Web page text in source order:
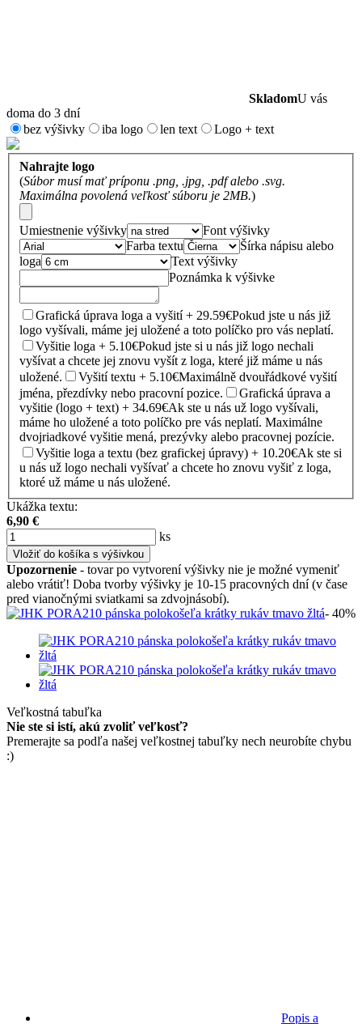
SkladomU vás
doma do 3 dní
bez výšivky
iba logo len text Logo + text
Nahrajte logo
(Súbor musí mať príponu .png, .jpg, .pdf alebo .svg.
Maximálna povolená veľkosť súboru je 2MB.)
Umiestnenie výšivky
Font výšivky
Farba textu
Šírka nápisu alebo
loga
Text výšivky
Poznámka k výšivke
Grafická úprava loga a vyšití + 29.59€Pokud jste u nás již
logo vyšívali, máme jej uložené a toto políčko pro vás neplatí.
Vyšitie loga + 5.10€Pokud jste si u nás již logo nechali
vyšívat a chcete jej znovu vyšít z loga, které již máme u nás
uložené.
Vyšití textu + 5.10€Maximálně dvouřádkové vyšití
jména, přezdívky nebo pracovní pozice.
Grafická úprava a
vyšitie (logo + text) + 34.69€Ak ste u nás už logo vyšívali,
máme ho uložené a toto políčko pre vás neplatí. Maximálne
dvojriadkové vyšitie mená, prezývky alebo pracovnej pozície.
Vyšitie loga a textu (bez grafickej úpravy) + 10.20€Ak ste si
u nás už logo nechali vyšívať a chcete ho znovu vyšiť z loga,
ktoré už máme u nás uložené.
Ukážka textu:
6,90 €
ks
Vložiť do košíka s výšivkou
Upozornenie - tovar po vytvorení výšivky nie je možné vymeniť
alebo vrátiť! Doba tvorby výšivky je 10-15 pracovných dní (v čase
pred vianočnými sviatkami sa zdvojnásobí).
- 40%
Veľkostná tabuľka
Nie ste si istí, akú zvoliť veľkosť?
Premerajte sa podľa našej veľkostnej tabuľky nech neurobíte chybu
:)
Popis a